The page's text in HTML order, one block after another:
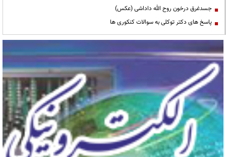
جسدغرق درخون روح الله داداشی (عکس)
پاسخ های دکتر توکلی به سوالات کنکوری ها